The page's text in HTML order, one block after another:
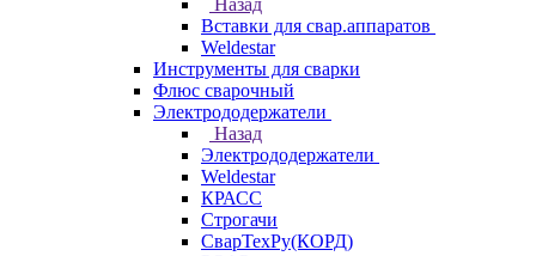
Назад
Вставки для свар.аппаратов
Weldestar
Инструменты для сварки
Флюс сварочный
Электрододержатели
Назад
Электрододержатели
Weldestar
КРАСС
Строгачи
СварТехРу(КОРД)